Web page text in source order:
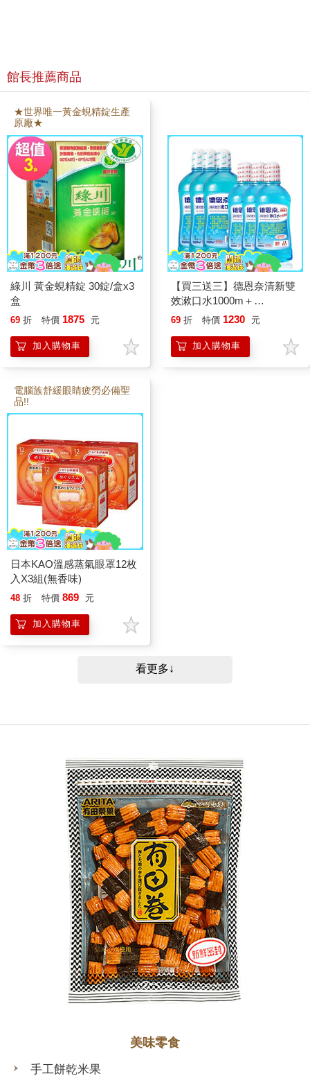
館長推薦商品
★世界唯一黃金蜆精錠生產
原廠★
綠川 黃金蜆精錠 30錠/盒x3
盒
69 折 特價 1875 元
加入購物車
【買三送三】德恩奈清新雙
效漱口水1000m＋
500ml（共6瓶）
69 折 特價 1230 元
加入購物車
電腦族舒緩眼睛疲勞必備聖
品!!
日本KAO溫感蒸氣眼罩12枚
入X3組(無香味)
48 折 特價 869 元
加入購物車
看更多↓
美味零食
手工餅乾米果